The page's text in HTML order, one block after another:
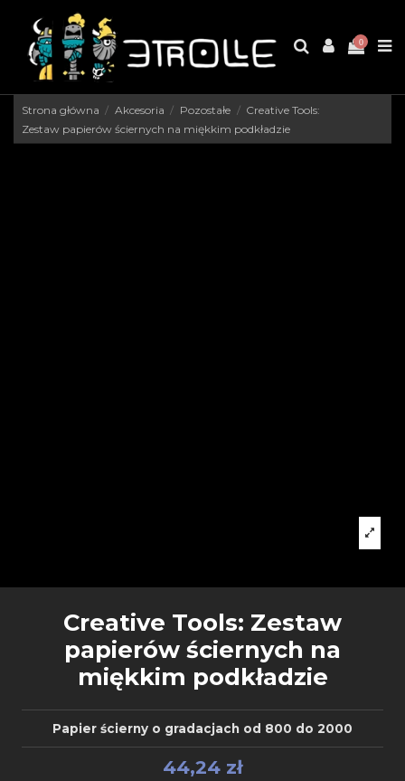
0
Strona główna Akcesoria Pozostałe
Creative Tools:
Zestaw papierów ściernych na miękkim podkładzie
Creative Tools: Zestaw
papierów ściernych na
miękkim podkładzie
Papier ścierny o gradacjach od 800 do 2000
44,24 zł